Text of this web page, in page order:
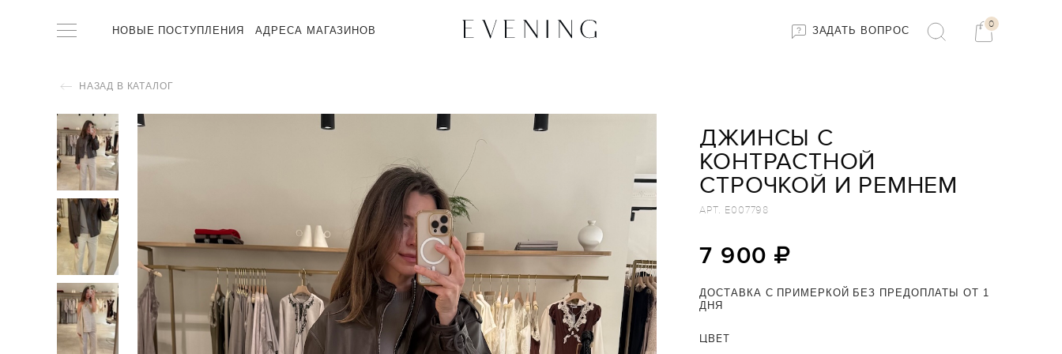
НОВЫЕ ПОСТУПЛЕНИЯ АДРЕСА МАГАЗИНОВ ЗАДАТЬ ВОПРОС
0
НАЗАД В КАТАЛОГ
ДЖИНСЫ С
КОНТРАСТНОЙ
СТРОЧКОЙ И РЕМНЕМ
АРТ. E007798
7 900
ДОСТАВКА С ПРИМЕРКОЙ БЕЗ ПРЕДОПЛАТЫ ОТ 1
ДНЯ
ЦВЕТ